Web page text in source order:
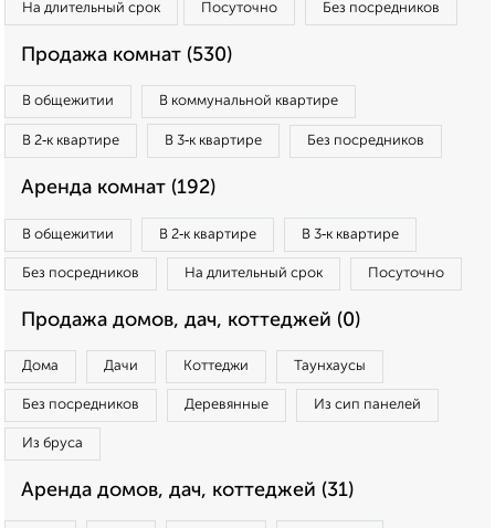
На длительный срок Посуточно Без посредников
Продажа комнат (530)
В общежитии В коммунальной квартире
В 2‑к квартире В 3‑к квартире Без посредников
Аренда комнат (192)
В общежитии В 2‑к квартире В 3‑к квартире
Без посредников На длительный срок Посуточно
Продажа домов, дач, коттеджей (0)
Дома Дачи Коттеджи Таунхаусы
Без посредников Деревянные Из сип панелей
Из бруса
Аренда домов, дач, коттеджей (31)